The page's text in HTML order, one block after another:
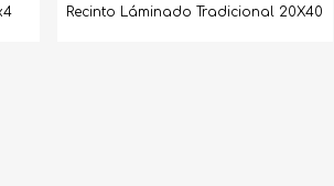
Recinto Láminado Tradicional 20X40